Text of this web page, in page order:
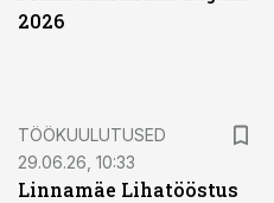
2026
TÖÖKUULUTUSED
29.06.26, 10:33
Linnamäe Lihatööstus